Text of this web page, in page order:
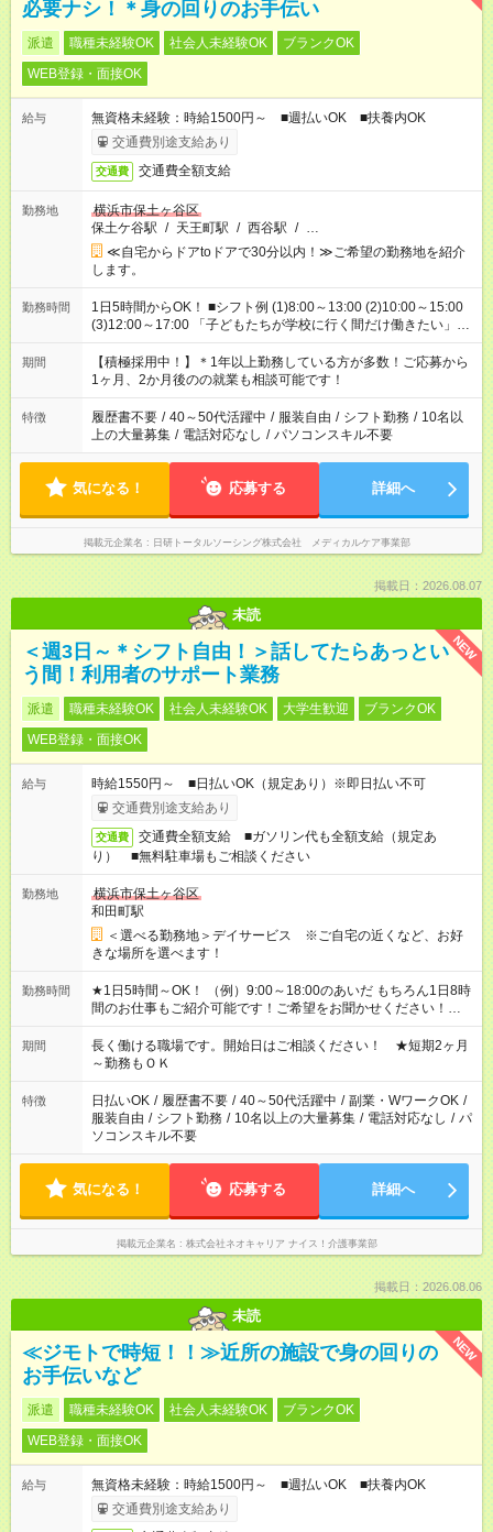
必要ナシ！＊身の回りのお手伝い
派遣 職種未経験OK 社会人未経験OK
ブランクOK
WEB登録・面接OK
給与
無資格未経験：時給1500円～ ■週払いOK ■扶養内OK
交通費別途支給あり
交通費 交通費全額支給
勤務地
横浜市保土ヶ谷区
保土ケ谷駅 / 天王町駅 / 西谷駅 / …
≪自宅からドアtoドアで30分以内！≫ご希望の勤務地を紹介
します。
勤務時間
1日5時間からOK！ ■シフト例 (1)8:00～13:00 (2)10:00～15:00
(3)12:00～17:00 「子どもたちが学校に行く間だけ働きたい」
「余裕を持って夕飯の準備がしたい」 「午前中は働いて、午後
はプライベートの時間にしたい」 など、ご希望を教えてくださ
いね。 ※Wワーク希望の方へ 今ご覧のお仕事で希望する勤務時
間と、もう1つのお仕事の勤務時間。 合計で週40時間を超える
場合は応募できません。
期間
【積極採用中！】＊1年以上勤務している方が多数！ご応募から
1ヶ月、2か月後のの就業も相談可能です！
特徴 履歴書不要 / 40～50代活躍中 / 服装自由 / シフト勤務 / 10名以
上の大量募集 / 電話対応なし / パソコンスキル不要
気になる！ 応募する 詳細へ
掲載元企業名 日研トータルソーシング株式会社 メディカルケア事業部
掲載日：2026.08.07
未読
NEW
＜週3日～＊シフト自由！＞話してたらあっとい
う間！利用者のサポート業務
派遣 職種未経験OK 社会人未経験OK 大学生歓迎
ブランクOK
WEB登録・面接OK
給与
時給1550円～ ■日払いOK（規定あり）※即日払い不可
交通費別途支給あり
交通費
交通費全額支給 ■ガソリン代も全額支給（規定あ
り） ■無料駐車場もご相談ください
勤務地
横浜市保土ヶ谷区
和田町駅
＜選べる勤務地＞デイサービス ※ご自宅の近くなど、お好
きな場所を選べます！
勤務時間
★1日5時間～OK！ （例）9:00～18:00のあいだ もちろん1日8時
間のお仕事もご紹介可能です！ご希望をお聞かせください！★家
庭の都合でお休みが必要な場合も遠慮なくご相談ください。 ※
週最低15時間以上の勤務が必要です
期間
長く働ける職場です。開始日はご相談ください！ ★短期2ヶ月
～勤務もＯＫ
特徴 日払いOK / 履歴書不要 / 40～50代活躍中 / 副業・WワークOK /
服装自由 / シフト勤務 / 10名以上の大量募集 / 電話対応なし / パ
ソコンスキル不要
気になる！ 応募する 詳細へ
掲載元企業名 株式会社ネオキャリア ナイス！介護事業部
掲載日：2026.08.06
未読
NEW
≪ジモトで時短！！≫近所の施設で身の回りの
お手伝いなど
派遣 職種未経験OK 社会人未経験OK
ブランクOK
WEB登録・面接OK
給与
無資格未経験：時給1500円～ ■週払いOK ■扶養内OK
交通費別途支給あり